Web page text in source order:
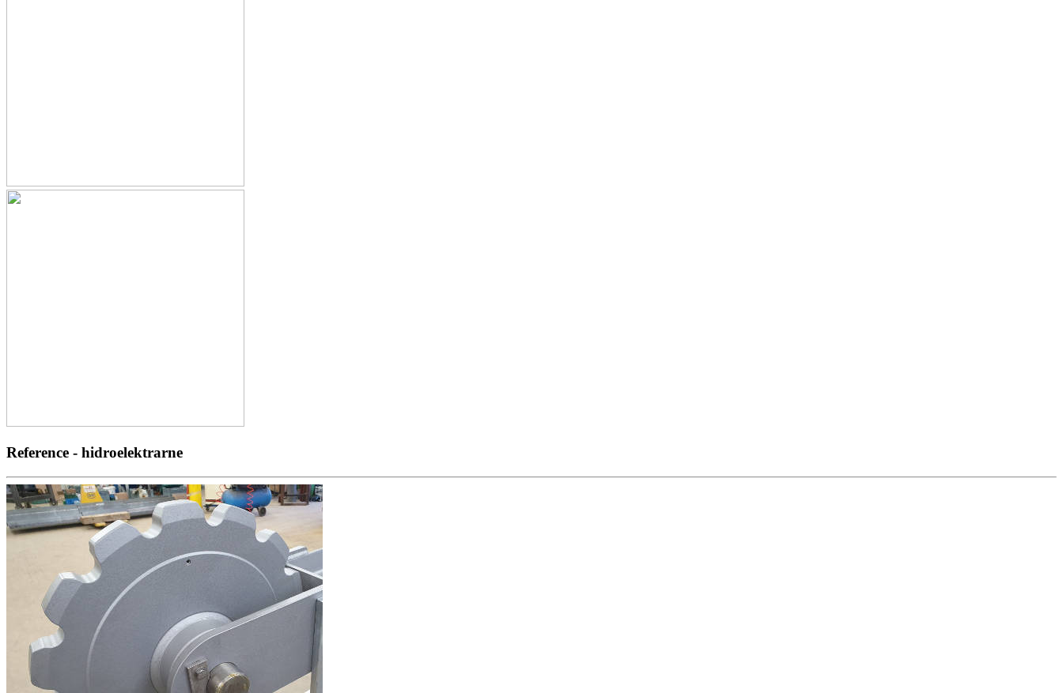
Reference - hidroelektrarne